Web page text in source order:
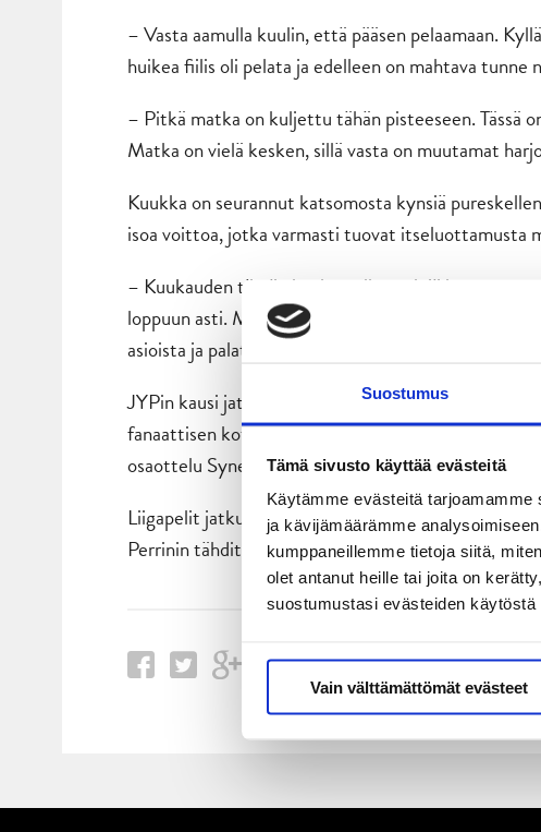
Suostumus
Tämä sivusto käyttää evästeitä
Käytämme evästeitä
ja kävijämäärämme
kumppaneillemme tietoja siitä,
olet antanut heille tai joita on
suostumustasi evästeiden käytöstä
Vain välttämättömät evästeet
– Vasta aamulla kuulin, että pääsen pelaamaan.
huikea fiilis oli pelata ja edelleen on mahtava
– Pitkä matka on kuljettu tähän pisteeseen. Tässä
Matka on vielä kesken, sillä vasta on muutamat
Kuukka on seurannut katsomosta kynsiä
isoa voittoa, jotka varmasti tuovat itseluottamusta
– Kuukauden tässä olen katsellut pelejä
loppuun asti. Mä luulen, että tämän viikon tauko
asioista ja palattiin perusasioissa tarpeeksi
JYPin kausi jatkuu seuraavaksi CHL-liigan
fanaattisen kotiyleisön edessä neljännesvälierien
osaottelu Synergia-areenalla. Lue lisää
Liigapelit jatkuvat maajoukkuetauon jälkeen
Perrinin tähdittämä TPS. Liput tähän peliin voit